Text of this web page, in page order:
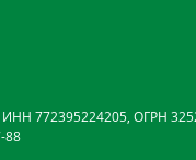
772395224205, ОГРН
88